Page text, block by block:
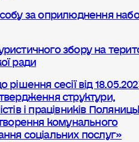
за оприлюднення
збору на
ради
рішення сесії від
структури,
і працівників
комунального
соціальних послуг»